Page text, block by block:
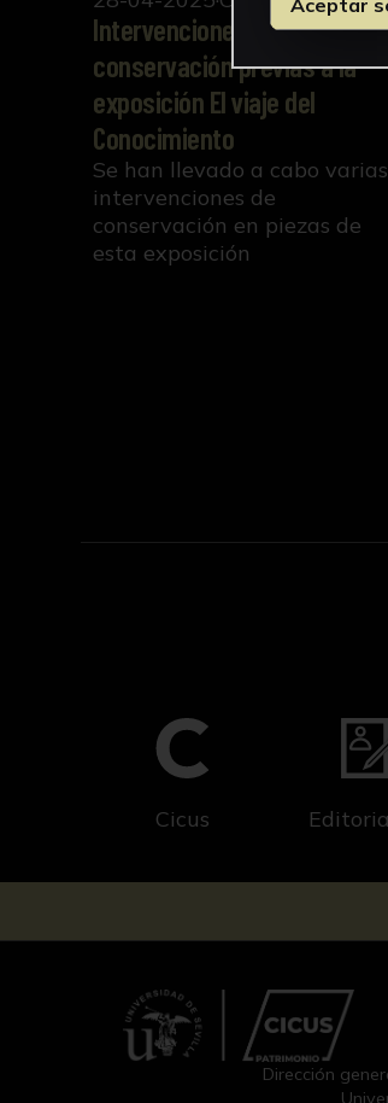
Intervenciones de
conservación previas a la
exposición El viaje del
Conocimiento
Se han llevado a cabo varias
intervenciones de
conservación en piezas de
esta exposición
Cicus
Dirección
Aceptar